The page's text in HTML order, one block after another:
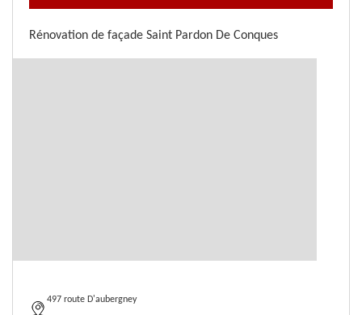
Rénovation de façade Saint Pardon De Conques
497 route D'aubergney